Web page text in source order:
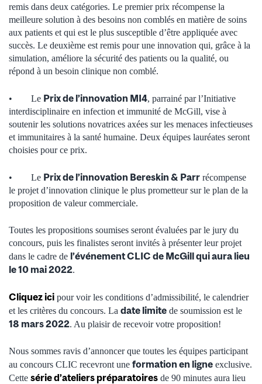
remis dans deux catégories. Le premier prix récompense la
meilleure solution à des besoins non comblés en matière de soins
aux patients et qui est le plus susceptible d’être appliquée avec
succès. Le deuxième est remis pour une innovation qui, grâce à la
simulation, améliore la sécurité des patients ou la qualité, ou
répond à un besoin clinique non comblé.
• Le Prix de l’innovation MI4, parrainé par l’Initiative
interdisciplinaire en infection et immunité de McGill, vise à
soutenir les solutions novatrices axées sur les menaces infectieuses
et immunitaires à la santé humaine. Deux équipes lauréates seront
choisies pour ce prix.
• Le Prix de l’innovation Bereskin & Parr récompense
le projet d’innovation clinique le plus prometteur sur le plan de la
proposition de valeur commerciale.
Toutes les propositions soumises seront évaluées par le jury du
concours, puis les finalistes seront invités à présenter leur projet
dans le cadre de l’événement CLIC de McGill qui aura lieu
le10 mai 2022.
Cliquez ici pour voir les conditions d’admissibilité, le calendrier
et les critères du concours. La date limite de soumission est le
18 mars 2022. Au plaisir de recevoir votre proposition!
Nous sommes ravis d’annoncer que toutes les équipes participant
au concours CLIC recevront une formation en ligne exclusive.
Cette série d’ateliers préparatoires de 90 minutes aura lieu